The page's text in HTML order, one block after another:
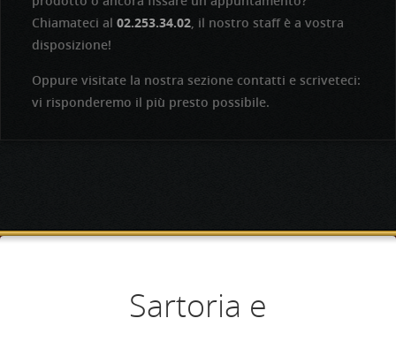
Chiamateci al 02.253.34.02, il nostro staff è a vostra
disposizione!
Oppure visitate la nostra sezione contatti e scriveteci:
vi risponderemo il più presto possibile.
Sartoria e
Competenza e
Aperti dal lunedì al